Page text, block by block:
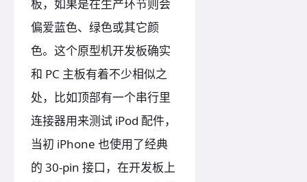
板，如果是在生产环节则会
偏爱蓝色、绿色或其它颜
色。这个原型机开发板确实
和 PC 主板有着不少相似之
处，比如顶部有一个串行里
连接器用来测试 iPod 配件，
当初 iPhone 也使用了经典
的 30-pin 接口，在开发板上